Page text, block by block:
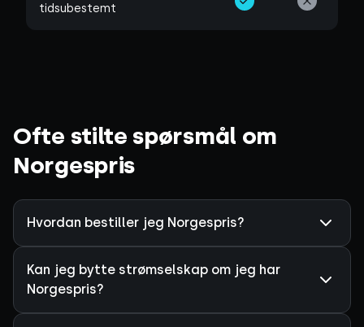
tidsubestemt
Ofte stilte spørsmål om
Norgespris
Hvordan bestiller jeg Norgespris?
Kan jeg bytte strømselskap om jeg har
Norgespris?